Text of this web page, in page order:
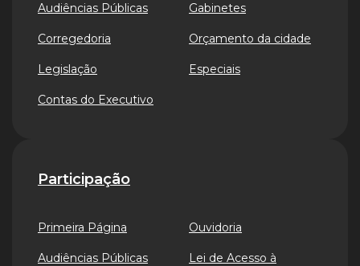
Audiências Públicas
Corregedoria
Legislação
Contas do Executivo
Gabinetes
Orçamento da cidade
Especiais
Participação
Primeira Página
Audiências Públicas
Ouvidoria
Lei de Acesso à